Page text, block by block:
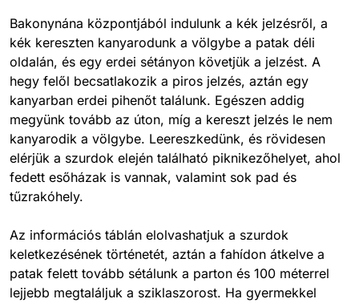
Bakonynána központjából indulunk a kék jelzésről, a
kék kereszten kanyarodunk a völgybe a patak déli
oldalán, és egy erdei sétányon követjük a jelzést. A
hegy felől becsatlakozik a piros jelzés, aztán egy
kanyarban erdei pihenőt találunk. Egészen addig
megyünk tovább az úton, míg a kereszt jelzés le nem
kanyarodik a völgybe. Leereszkedünk, és rövidesen
elérjük a szurdok elején található piknikezőhelyet, ahol
fedett esőházak is vannak, valamint sok pad és
tűzrakóhely.
Az információs táblán elolvashatjuk a szurdok
keletkezésének történetét, aztán a fahídon átkelve a
patak felett tovább sétálunk a parton és 100 méterrel
lejjebb megtaláljuk a sziklaszorost. Ha gyermekkel